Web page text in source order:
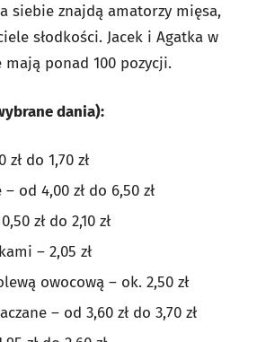
siebie znajdą amatorzy mięsa,
słodkości. Jacek i Agatka w
ponad 100 pozycji.
dania):
do 1,70 zł
od 4,00 zł do 6,50 zł
zł do 2,10 zł
– 2,05 zł
owocową – ok. 2,50 zł
– od 3,60 zł do 3,70 zł